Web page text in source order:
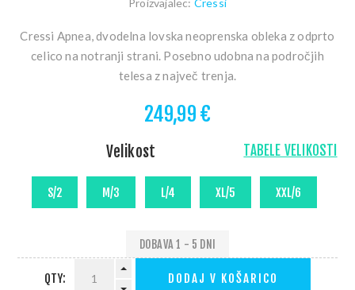
Proizvajalec: Cressi
Cressi Apnea, dvodelna lovska neoprenska obleka z odprto
celico na notranji strani. Posebno udobna na področjih
telesa z največ trenja.
249,99 €
TABELE VELIKOSTI
Velikost
DOBAVA 1 - 5 DNI
QTY: DODAJ V KOŠARICO